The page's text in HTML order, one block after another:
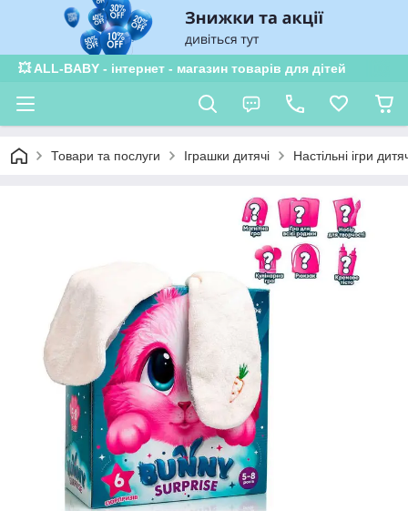
💥 ALL-BABY - інтернет - магазин товарів для дітей
Товари та послуги Іграшки дитячі Настільні ігри